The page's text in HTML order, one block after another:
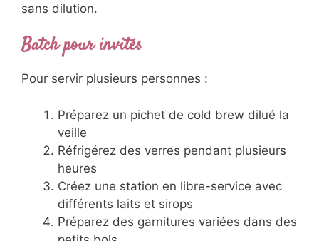
sans dilution.
Batch pour invités
Pour servir plusieurs personnes :
Préparez un pichet de cold brew dilué la
veille
Réfrigérez des verres pendant plusieurs
heures
Créez une station en libre-service avec
différents laits et sirops
Préparez des garnitures variées dans des